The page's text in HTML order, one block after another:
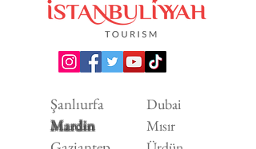
Şanlıurfa
Mardin
Dubai
Mısır